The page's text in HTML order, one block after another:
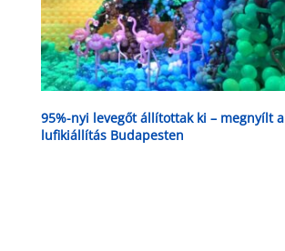
95%-nyi levegőt állítottak ki – megnyílt a
lufikiállítás Budapesten